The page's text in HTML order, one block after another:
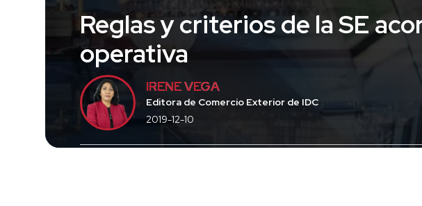
Reglas y criterios de la SE
operativa
IRENE VEGA
Editora de Comercio Exterior de IDC
2019-12-10